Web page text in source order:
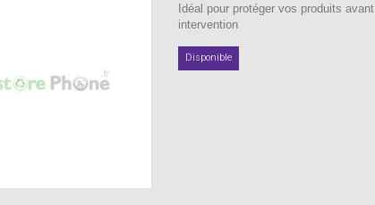
Idéal pour protéger vos produits avant
intervention
Disponible